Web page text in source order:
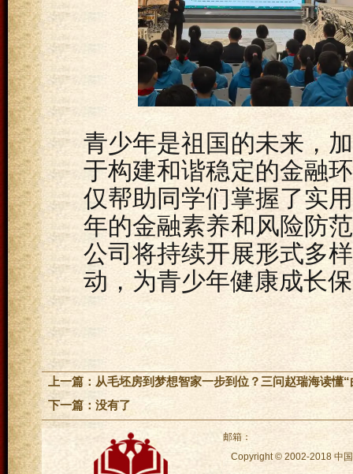
青少年是祖国的未来，
于构建和谐稳定的金融
仅帮助同学们掌握了实
年的金融素养和风险防
公司将持续开展形式多
动，为青少年健康成长
上一篇： 从毛坯房到梦想智家一步到位？三问赵瑞海读懂“
下一篇：没有了
邮箱：
Copyright © 2002-2018 中